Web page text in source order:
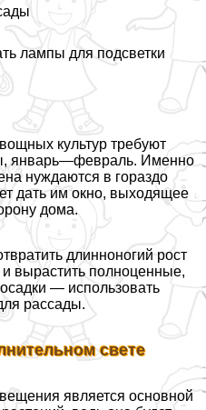
лампы для подсветки
культур требуют
январь—февраль. Именно
нуждаются в гораздо
дать им окно, выходящее
дома.
длинноногий рост
и вырастить полноценные,
— использовать
рассады.
свете
является основной